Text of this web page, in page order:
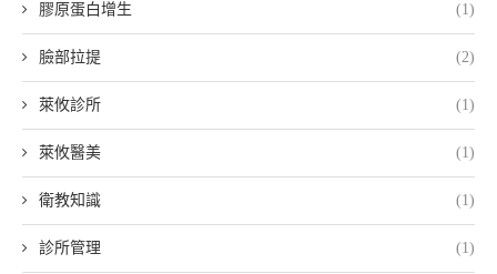
膠原蛋白增生 (1)
臉部拉提 (2)
萊攸診所 (1)
萊攸醫美 (1)
衛教知識 (1)
診所管理 (1)